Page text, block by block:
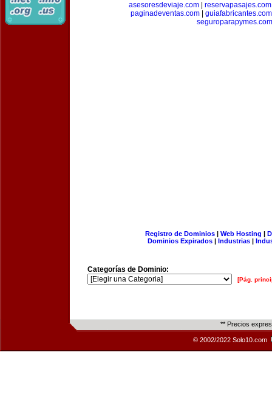
asesoresdeviaje.com
reservapasajes.com
paginadeventas.com
guiafabricantes.com
seguroparapymes.com
Registro de Dominios| Web Hosting |
Dominios Expirados | Industrias |
Categorías de Dominio:
[Pág.
** Precios
© 2002/2022 Solo10.com